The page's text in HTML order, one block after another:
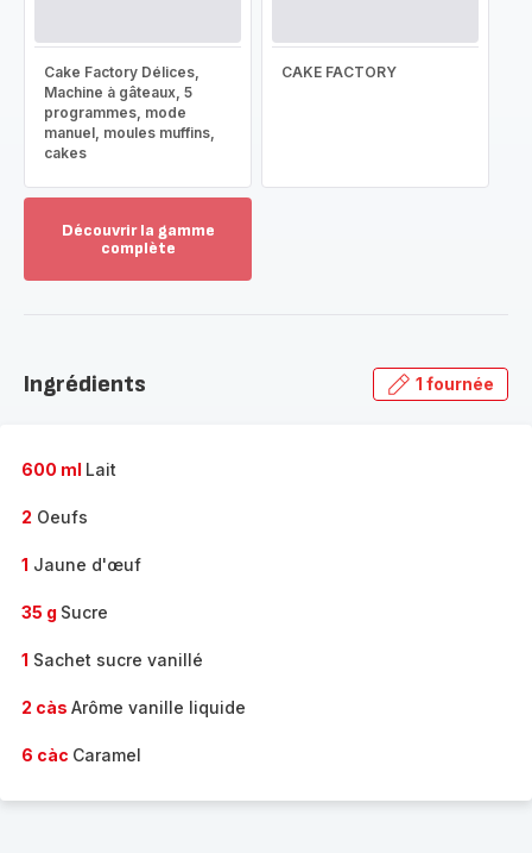
Cake Factory Délices,
Machine à gâteaux, 5
programmes, mode
manuel, moules muffins,
cakes
CAKE FACTORY
Découvrir la gamme
complète
gamme
Ingrédients 1 fournée
600 ml Lait
2 Oeufs
1 Jaune d'œuf
35 g Sucre
1 Sachet sucre vanillé
2 càs Arôme vanille liquide
6 càc Caramel